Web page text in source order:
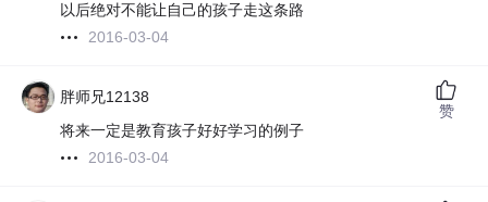
以后绝对不能让自己的孩子走这条路
2016-03-04
胖师兄12138
将来一定是教育孩子好好学习的例子
2016-03-04
赞